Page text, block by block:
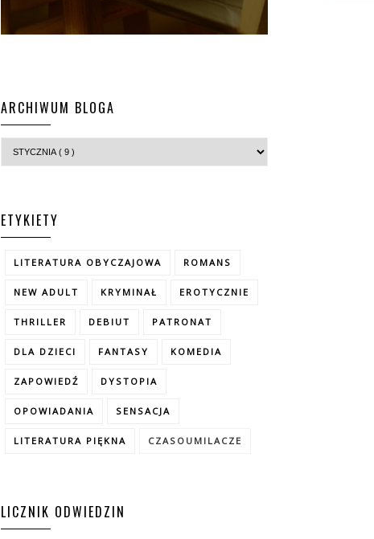
ARCHIWUM BLOGA
ETYKIETY
LITERATURA OBYCZAJOWA ROMANS
NEW ADULT KRYMINAŁ EROTYCZNIE
THRILLER DEBIUT PATRONAT
DLA DZIECI FANTASY KOMEDIA
ZAPOWIEDŹ DYSTOPIA
OPOWIADANIA SENSACJA
LITERATURA PIĘKNA CZASOUMILACZE
LICZNIK ODWIEDZIN